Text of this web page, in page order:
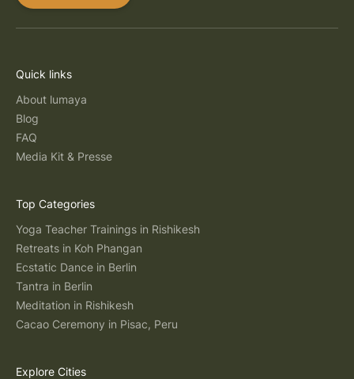
Quick links
About lumaya
Blog
FAQ
Media Kit & Presse
Top Categories
Yoga Teacher Trainings in Rishikesh
Retreats in Koh Phangan
Ecstatic Dance in Berlin
Tantra in Berlin
Meditation in Rishikesh
Cacao Ceremony in Pisac, Peru
Explore Cities